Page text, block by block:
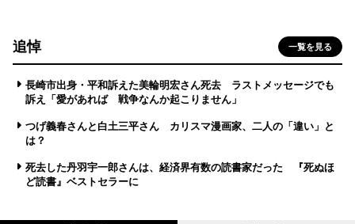
追悼 一覧を見る
長崎市出身・平和訴えた美輪明宏さん死去 ラストメッセージでも
訴え「愛があれば 戦争なんか起こりません」
つげ義春さんと白土三平さん カリスマ漫画家、二人の「違い」と
は？
死去した丹羽宇一郎さんは、経済界有数の読書家だった 『死ぬほ
ど読書』ベストセラーに